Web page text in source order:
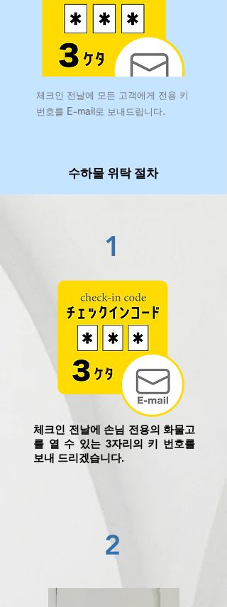
체크인 전날에 모든 고객에게 전용 키
번호를 E-mail로 보내드립니다.
수하물 위탁 절차
체크인 전날에 손님 전용의 화물고
를 열 수 있는 3자리의 키 번호를
보내 드리겠습니다.
1
2